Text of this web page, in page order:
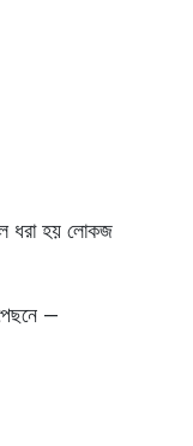
ধরা হয় লোকজ
—